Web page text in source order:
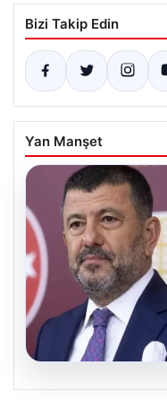
Bizi Takip Edin
Yan Manşet
06.08.2026